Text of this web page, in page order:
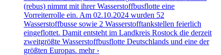
(rebus) nimmt mit ihrer Wasserstoffbusflotte eine
Vorreiterrolle ein. Am 02.10.2024 wurden 52
Wasserstoffbusse sowie 2 Wasserstofftankstellen feierlich
eingeflottet. Damit entsteht im Landkreis Rostock die derzeit
zweitgrößte Wasserstoffbusflotte Deutschlands und eine der
größten Europas. mehr ›